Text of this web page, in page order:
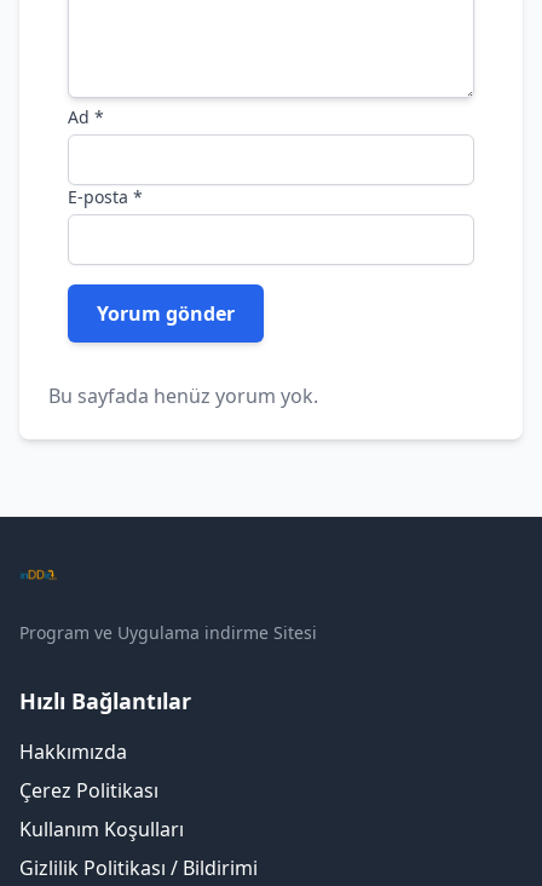
Ad *
E-posta *
Bu sayfada henüz yorum yok.
Program ve Uygulama indirme Sitesi
Hızlı Bağlantılar
Hakkımızda
Çerez Politikası
Kullanım Koşulları
Gizlilik Politikası / Bildirimi